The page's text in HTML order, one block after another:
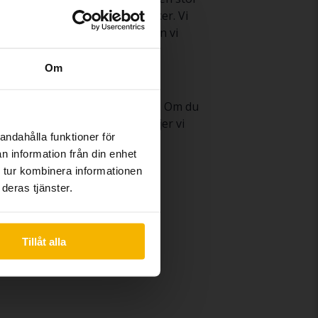
Om
funktioner för
information från din enhet
kombinera informationen
tjänster.
Tillåt alla
testad av våra fordonstekniker. Vi
ditt köp genom ett billån kan vi
när du säljer din Audi A5. Om du
den åt dig. Därefter säljer vi
Audi R8